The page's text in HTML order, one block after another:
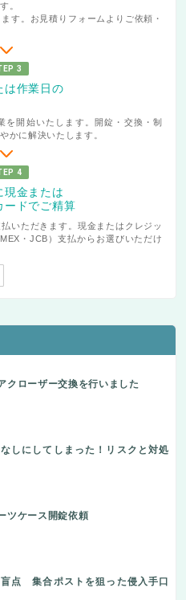
。
す。お見積りフォームよりご依頼・
3
は作業日の
を開始いたします。開錠・交換・制
かに解決いたします。
4
現金または
ードでご精算
いただきます。現金またはクレジッ
・JCB）支払からお選びいただけ
クローザー交換を行いました
しにしてしまった！リスクと対処
ツケース開錠依頼
点 集合ポストを狙った侵入手口